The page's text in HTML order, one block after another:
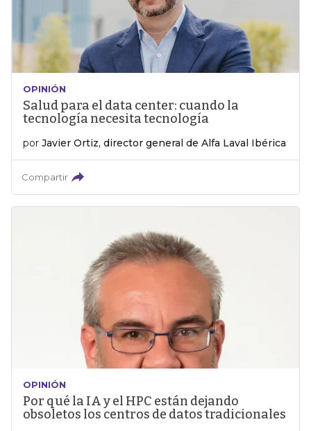
OPINIÓN
Salud para el data center: cuando la
tecnología necesita tecnología
por Javier Ortiz, director general de Alfa Laval Ibérica
Compartir
OPINIÓN
Por qué la IA y el HPC están dejando
obsoletos los centros de datos tradicionales